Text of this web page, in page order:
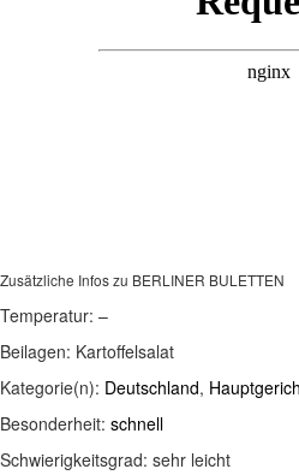
Zusätzliche Infos zu BERLINER BULETTEN
Temperatur: –
Beilagen: Kartoffelsalat
Kategorie(n): Deutschland,
Besonderheit: schnell
Schwierigkeitsgrad: sehr leicht